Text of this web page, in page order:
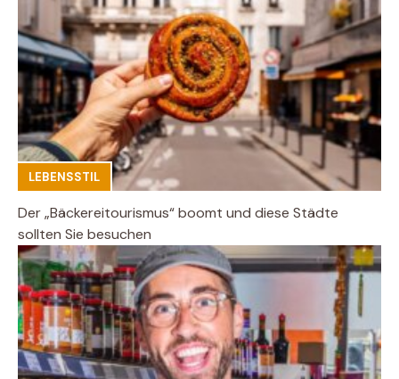
LEBENSSTIL
Der „Bäckereitourismus“ boomt und diese Städte
sollten Sie besuchen